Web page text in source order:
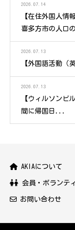
2026.07.14
【在住外国人情
喜多方市の人口
2026.07.13
【外国語活動（
2026.07.13
【ウィルソンビ
間に帰国日...
AKIAについて
会員・ボランテ
お問い合わせ